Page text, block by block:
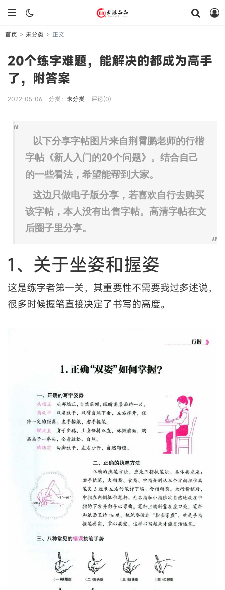
首页 > 未分类 > 正文
20个练字难题，能解决的都成为高手
了，附答案
2022-05-06 分类： 未分类 评论(0)
以下分享字帖图片来自荆霄鹏老师的行楷
字帖《新人入门的20个问题》。结合自己
的一些看法，希望能帮到大家。
这边只做电子版分享，若喜欢自行去购买
该字帖，本人没有出售字帖。高清字帖在文
后圈子里分享。
1、关于坐姿和握姿
这是练字者第一关，其重要性不需要我过多述说，
很多时候握笔直接决定了书写的高度。